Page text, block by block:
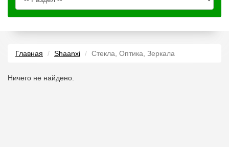
Главная Shaanxi Стекла, Оптика, Зеркала
Ничего не найдено.